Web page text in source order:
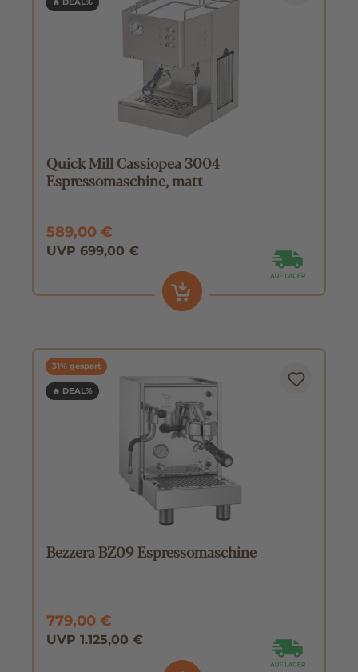
🔥 DEAL%
Quick Mill Cassiopea 3004
Espressomaschine, matt
589,00 €
UVP 699,00 €
31% gespart
🔥 DEAL%
Bezzera BZ09 Espressomaschine
779,00 €
UVP 1.125,00 €